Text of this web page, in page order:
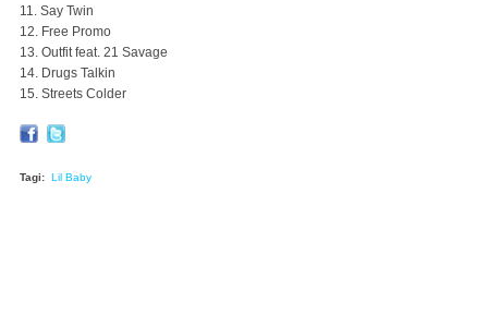
11. Say Twin
12. Free Promo
13. Outfit feat. 21 Savage
14. Drugs Talkin
15. Streets Colder
Tagi: Lil Baby